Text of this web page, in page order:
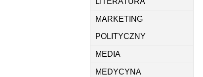
MARKETING
POLITYCZNY
MEDIA
MEDYCYNA